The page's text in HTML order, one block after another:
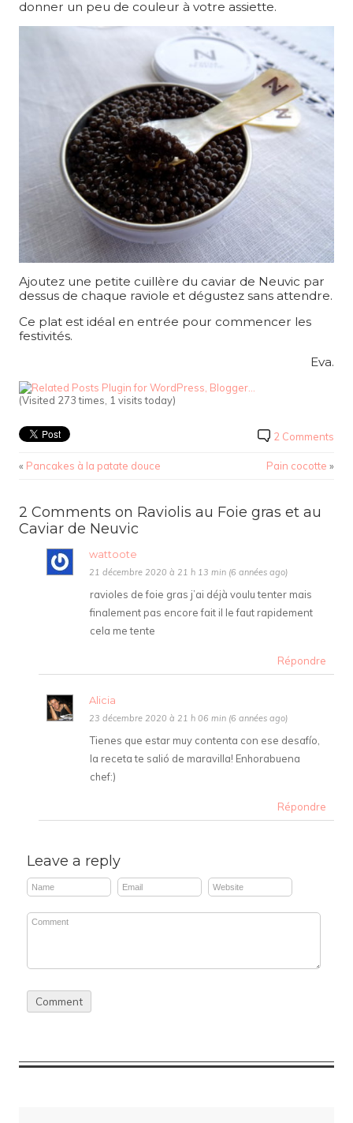
donner un peu de couleur à votre assiette.
Ajoutez une petite cuillère du caviar de Neuvic par
dessus de chaque raviole et dégustez sans attendre.
Ce plat est idéal en entrée pour commencer les
festivités.
Eva.
(Visited 273 times, 1 visits today)
2 Comments
« Pancakes à la patate douce Pain cocotte »
2 Comments on Raviolis au Foie gras et au
Caviar de Neuvic
wattoote
21 décembre 2020 à 21 h 13 min (6 années ago)
ravioles de foie gras j’ai déjà voulu tenter mais
finalement pas encore fait il le faut rapidement
cela me tente
Répondre
Alicia
23 décembre 2020 à 21 h 06 min (6 années ago)
Tienes que estar muy contenta con ese desafío,
la receta te salió de maravilla! Enhorabuena
chef:)
Répondre
Leave a reply